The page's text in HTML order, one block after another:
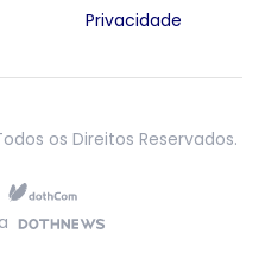
Privacidade
os Direitos Reservados.